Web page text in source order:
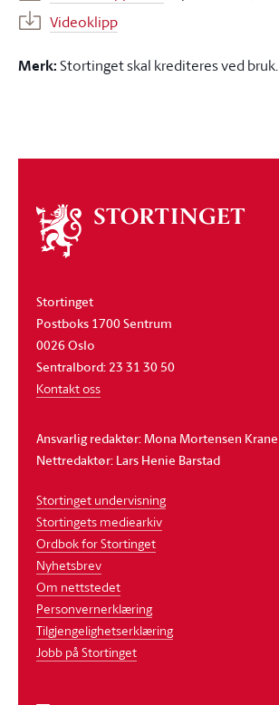
Videoklipp
Merk:Stortinget skal krediteres ved bruk.
Om
stortinget
Stortinget
Postboks 1700 Sentrum
0026 Oslo
Sentralbord: 23 31 30 50
Kontakt oss
Ansvarlig redaktør: Mona Mortensen Krane
Nettredaktør: Lars Henie Barstad
Stortinget undervisning
Stortingets mediearkiv
Ordbok for Stortinget
Nyhetsbrev
Om nettstedet
Personvernerklæring
Tilgjengelighetserklæring
Jobb på Stortinget